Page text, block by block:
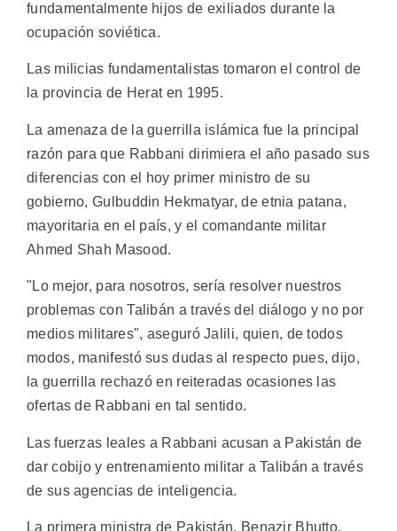
fundamentalmente hijos de exiliados durante la
ocupación soviética.
Las milicias fundamentalistas tomaron el control de
la provincia de Herat en 1995.
La amenaza de la guerrilla islámica fue la principal
razón para que Rabbani dirimiera el año pasado sus
diferencias con el hoy primer ministro de su
gobierno, Gulbuddin Hekmatyar, de etnia patana,
mayoritaria en el país, y el comandante militar
Ahmed Shah Masood.
"Lo mejor, para nosotros, sería resolver nuestros
problemas con Talibán a través del diálogo y no por
medios militares", aseguró Jalili, quien, de todos
modos, manifestó sus dudas al respecto pues, dijo,
la guerrilla rechazó en reiteradas ocasiones las
ofertas de Rabbani en tal sentido.
Las fuerzas leales a Rabbani acusan a Pakistán de
dar cobijo y entrenamiento militar a Talibán a través
de sus agencias de inteligencia.
La primera ministra de Pakistán, Benazir Bhutto,